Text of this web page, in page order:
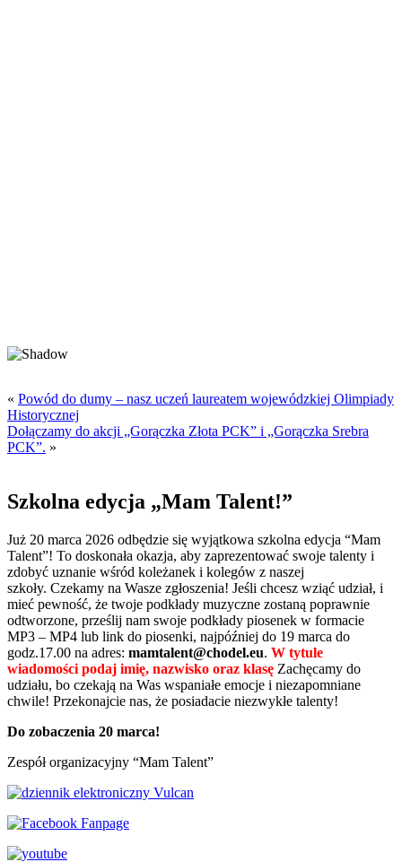
« Powód do dumy – nasz uczeń laureatem wojewódzkiej Olimpiady
Historycznej
Dołączamy do akcji „Gorączka Złota PCK” i „Gorączka Srebra
PCK”. »
Szkolna edycja „Mam Talent!”
Już 20 marca 2026 odbędzie się wyjątkowa szkolna edycja “Mam
Talent”! To doskonała okazja, aby zaprezentować swoje talenty i
zdobyć uznanie wśród koleżanek i kolegów z naszej
szkoły. Czekamy na Wasze zgłoszenia! Jeśli chcesz wziąć udział, i
mieć pewność, że twoje podkłady muzyczne zostaną poprawnie
odtworzone, prześlij nam swoje podkłady piosenek w formacie
MP3 – MP4 lub link do piosenki, najpóźniej do 19 marca do
godz.17.00 na adres: mamtalent@chodel.eu. W tytule
wiadomości podaj imię, nazwisko oraz klasę Zachęcamy do
udziału, bo czekają na Was wspaniałe emocje i niezapomniane
chwile! Przekonajcie nas, że posiadacie niezwykłe talenty!
Do zobaczenia 20 marca!
Zespół organizacyjny “Mam Talent”